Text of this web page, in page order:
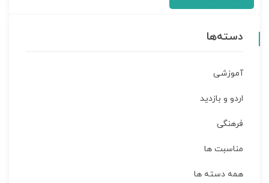
دسته‌ها
آموزشی
اردو و بازدید
فرهنگی
مناسبت ها
همه دسته ها